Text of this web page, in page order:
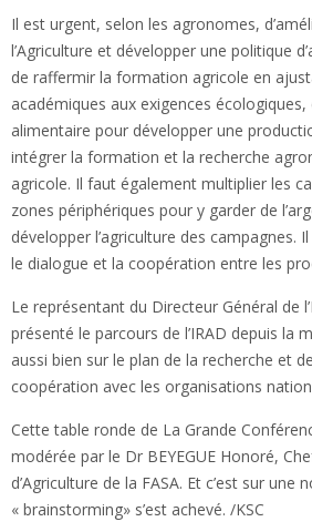
Il est urgent, selon les agronomes,
l’Agriculture et développer une politique
de raffermir la formation agricole en
académiques aux exigences
alimentaire pour développer une
intégrer la formation et la recherche
agricole. Il faut également multiplier les
zones périphériques pour y garder de
développer l’agriculture des campagnes.
le dialogue et la coopération entre les
Le représentant du Directeur Général de
présenté le parcours de l’IRAD depuis la
aussi bien sur le plan de la recherche et
coopération avec les organisations
Cette table ronde de La Grande
modérée par le Dr BEYEGUE Honoré,
d’Agriculture de la FASA. Et c’est sur une
« brainstorming» s’est achevé. /KSC